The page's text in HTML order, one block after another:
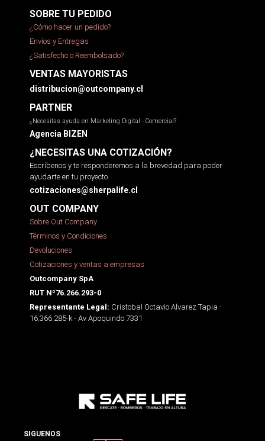
SOBRE TU PEDIDO
¿Cómo hacer un pedido?
Envíos y Entregas
¿Satisfecho o Reembolsado?
VENTAS MAYORISTAS
distribucion@outcompany.cl
PARTNER
¿Necesitas ayuda en Marketing Digital - Comercial?
Agencia BIZEN
¿NECESITAS UNA COTIZACIÓN?
Escríbenos y te responderemos a la brevedad para poder
ayudarte en tu proyecto.
cotizaciones@sherpalife.cl
OUT COMPANY
Sobre Out Company
Términos y Condiciones
Devoluciones
Cotizaciones y ventas a empresas
Outcompany SpA
RUT Nº76.266.293-0
Representante Legal: Cristobal Octavio Alvarez Tapia -
16.366.285-k - Av Apoquindo 7331
SIGUENOS